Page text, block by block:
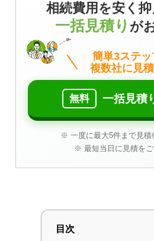
相続費用 を安く 抑
一括見積り が
簡単3ステッ
複数社に見
無料 一括見積
※ 一度に最大5件まで見積
※ 最短当日に見積を
目次